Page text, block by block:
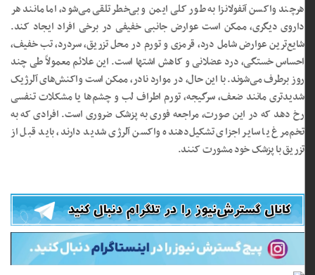
هرچند واکسن آنفولانزا به طور کلی ایمن و بی‌خطر تلقی می‌شود، اما مانند هر
داروی دیگری، ممکن است عوارض جانبی خفیفی در برخی افراد ایجاد کند.
شایع‌ترین عوارض شامل درد، قرمزی و تورم در محل تزریق، سردرد، تب خفیف،
احساس خستگی، درد عضلانی و کاهش اشتها است. این علائم معمولاً طی چند
روز برطرف می‌شوند. با این حال، در موارد نادر، ممکن است واکنش‌های آلرژیک
شدیدتری مانند ضعف، سرگیجه، تورم اطراف لب و چشم‌ها یا مشکلات تنفسی
رخ دهد که در این صورت، مراجعه فوری به پزشک ضروری است. افرادی که به
تخم‌مرغ یا سایر اجزای تشکیل‌دهنده واکسن آلرژی شدید دارند، باید قبل از
تزریق با پزشک خود مشورت کنند.